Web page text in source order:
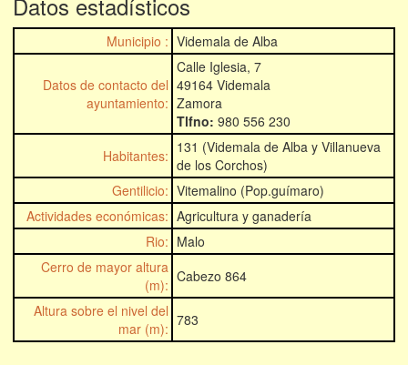
Municipio : Videmala de Alba
Datos de contacto del
ayuntamiento:
Calle Iglesia, 7
49164 Videmala
Zamora
Tlfno: 980 556 230
Habitantes: 131 (Videmala de Alba y Villanueva
de los Corchos)
Gentilicio: Vitemalino (Pop.guímaro)
Actividades económicas: Agricultura y ganadería
Rio: Malo
Cerro de mayor altura
(m): Cabezo 864
Altura sobre el nivel del
mar (m): 783